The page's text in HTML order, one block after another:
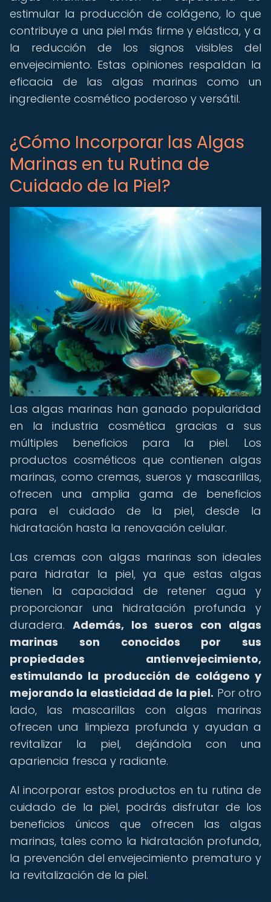
estimular la producción de colágeno, lo que
contribuye a una piel más firme y elástica, y a
la reducción de los signos visibles del
envejecimiento. Estas opiniones respaldan la
eficacia de las algas marinas como un
ingrediente cosmético poderoso y versátil.
¿Cómo Incorporar las Algas
Marinas en tu Rutina de
Cuidado de la Piel?
Las algas marinas han ganado popularidad
en la industria cosmética gracias a sus
múltiples beneficios para la piel. Los
productos cosméticos que contienen algas
marinas, como cremas, sueros y mascarillas,
ofrecen una amplia gama de beneficios
para el cuidado de la piel, desde la
hidratación hasta la renovación celular.
Las cremas con algas marinas son ideales
para hidratar la piel, ya que estas algas
tienen la capacidad de retener agua y
proporcionar una hidratación profunda y
duradera. Además, los sueros con algas
marinas son conocidos por sus
propiedades antienvejecimiento,
estimulando la producción de colágeno y
mejorando la elasticidad de la piel. Por otro
lado, las mascarillas con algas marinas
ofrecen una limpieza profunda y ayudan a
revitalizar la piel, dejándola con una
apariencia fresca y radiante.
Al incorporar estos productos en tu rutina de
cuidado de la piel, podrás disfrutar de los
beneficios únicos que ofrecen las algas
marinas, tales como la hidratación profunda,
la prevención del envejecimiento prematuro y
la revitalización de la piel.